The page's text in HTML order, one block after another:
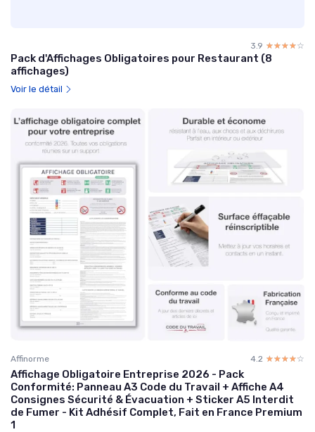
3.9 ☆☆☆☆☆
★★★★★
Pack d'Affichages Obligatoires pour Restaurant (8
affichages)
Voir le détail
Affinorme 4.2 ☆☆☆☆☆
★★★★★
Affichage Obligatoire Entreprise 2026 - Pack
Conformité: Panneau A3 Code du Travail + Affiche A4
Consignes Sécurité & Évacuation + Sticker A5 Interdit
de Fumer - Kit Adhésif Complet, Fait en France Premium
1